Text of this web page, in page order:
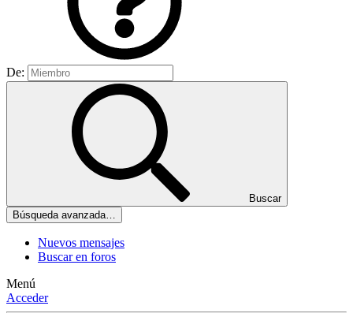
De:
Buscar
Búsqueda avanzada…
Nuevos mensajes
Buscar en foros
Menú
Acceder